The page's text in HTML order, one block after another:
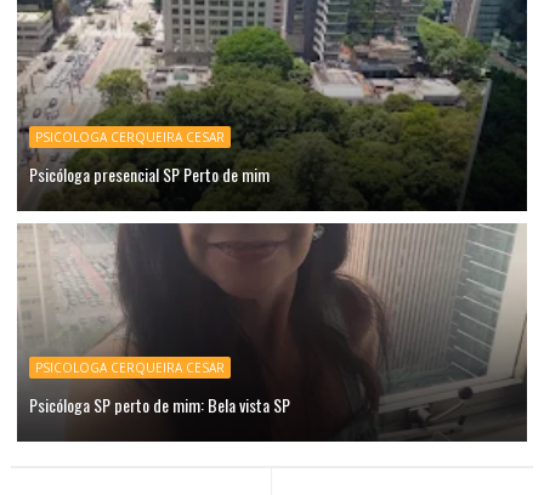
PSICOLOGA CERQUEIRA CESAR
Psicóloga presencial SP Perto de mim
PSICOLOGA CERQUEIRA CESAR
Psicóloga SP perto de mim: Bela vista SP